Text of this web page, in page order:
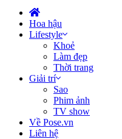
Hoa hậu
Lifestyle
Khoẻ
Làm đẹp
Thời trang
Giải trí
Sao
Phim ảnh
TV show
Về Pose.vn
Liên hệ